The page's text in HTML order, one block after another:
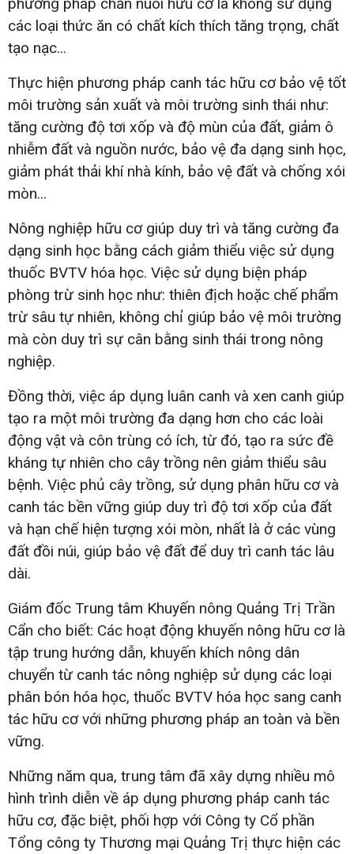
các loại thức ăn có chất kích thích tăng trọng, chất
tạo nạc...
Thực hiện phương pháp canh tác hữu cơ bảo vệ tốt
môi trường sản xuất và môi trường sinh thái như:
tăng cường độ tơi xốp và độ mùn của đất, giảm ô
nhiễm đất và nguồn nước, bảo vệ đa dạng sinh học,
giảm phát thải khí nhà kính, bảo vệ đất và chống xói
mòn...
Nông nghiệp hữu cơ giúp duy trì và tăng cường đa
dạng sinh học bằng cách giảm thiểu việc sử dụng
thuốc BVTV hóa học. Việc sử dụng biện pháp
phòng trừ sinh học như: thiên địch hoặc chế phẩm
trừ sâu tự nhiên, không chỉ giúp bảo vệ môi trường
mà còn duy trì sự cân bằng sinh thái trong nông
nghiệp.
Đồng thời, việc áp dụng luân canh và xen canh giúp
tạo ra một môi trường đa dạng hơn cho các loài
động vật và côn trùng có ích, từ đó, tạo ra sức đề
kháng tự nhiên cho cây trồng nên giảm thiểu sâu
bệnh. Việc phủ cây trồng, sử dụng phân hữu cơ và
canh tác bền vững giúp duy trì độ tơi xốp của đất
và hạn chế hiện tượng xói mòn, nhất là ở các vùng
đất đồi núi, giúp bảo vệ đất để duy trì canh tác lâu
dài.
Giám đốc Trung tâm Khuyến nông Quảng Trị Trần
Cẩn cho biết: Các hoạt động khuyến nông hữu cơ là
tập trung hướng dẫn, khuyến khích nông dân
chuyển từ canh tác nông nghiệp sử dụng các loại
phân bón hóa học, thuốc BVTV hóa học sang canh
tác hữu cơ với những phương pháp an toàn và bền
vững.
Những năm qua, trung tâm đã xây dựng nhiều mô
hình trình diễn về áp dụng phương pháp canh tác
hữu cơ, đặc biệt, phối hợp với Công ty Cổ phần
Tổng công ty Thương mại Quảng Trị thực hiện các